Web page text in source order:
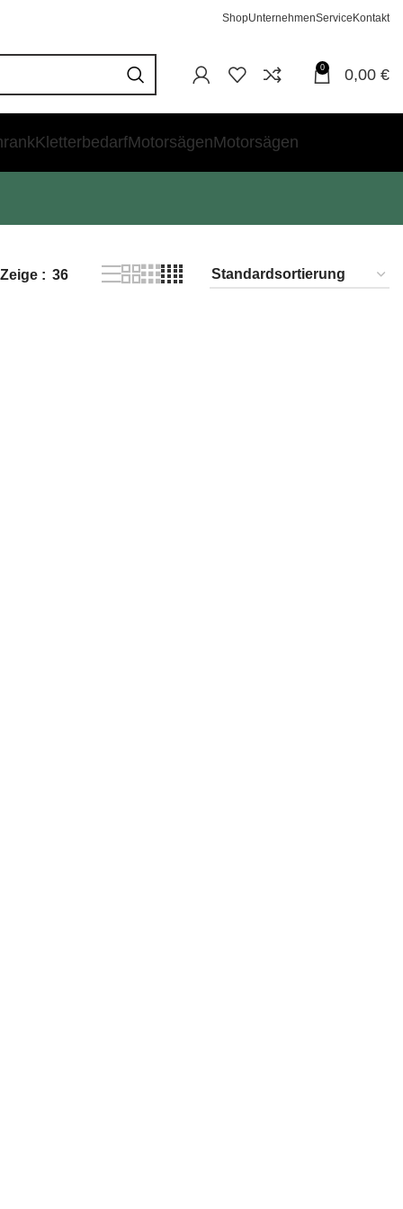
ShopUnternehmenService Kontakt
0 0,00 €
KletterbedarfMotorsägenMotorsägen
Zeige 36